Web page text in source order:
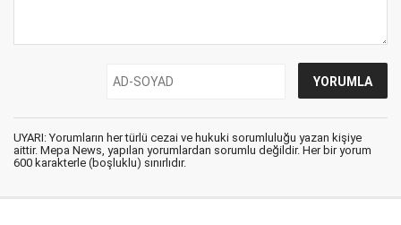
UYARI: Yorumların her türlü cezai ve hukuki sorumluluğu yazan kişiye
aittir. Mepa News, yapılan yorumlardan sorumlu değildir. Her bir yorum
600 karakterle (boşluklu) sınırlıdır.